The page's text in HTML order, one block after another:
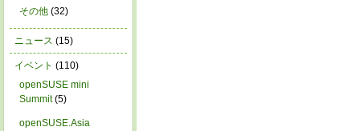
その他 (32)
ニュース (15)
イベント (110)
openSUSE mini
Summit(5)
openSUSE.Asia